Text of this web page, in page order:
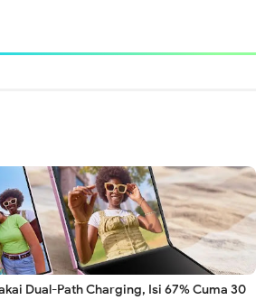
Dual-Path Charging, Isi 67% Cuma 30